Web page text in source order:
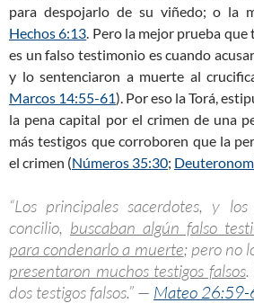
para despojarlo de su viñedo; o la
Hechos 6:13. Pero la mejor prueba
es un falso testimonio es cuando
y lo sentenciaron a muerte al
Marcos 14:55-61). Por eso la Torá,
la pena capital por el crimen de una
más testigos que corroboren que la
el crimen (Números 35:30;
“Los principales sacerdotes, y
concilio, buscaban algún falso
para condenarlo a muerte; pero no
presentaron muchos testigos falsos.
dos testigos falsos.” — Mateo